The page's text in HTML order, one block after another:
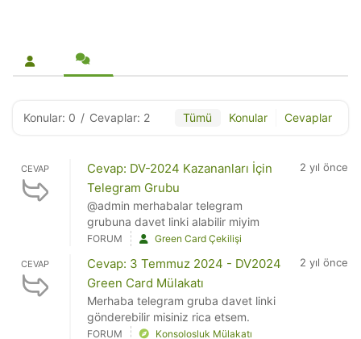
Konular: 0 / Cevaplar: 2 Tümü Konular Cevaplar
CEVAP
Cevap: DV-2024 Kazananları İçin
Telegram Grubu
@admin merhabalar telegram
grubuna davet linki alabilir miyim
2 yıl önce
FORUM Green Card Çekilişi
CEVAP
Cevap: 3 Temmuz 2024 - DV2024
Green Card Mülakatı
Merhaba telegram gruba davet linki
gönderebilir misiniz rica etsem.
2 yıl önce
FORUM Konsolosluk Mülakatı